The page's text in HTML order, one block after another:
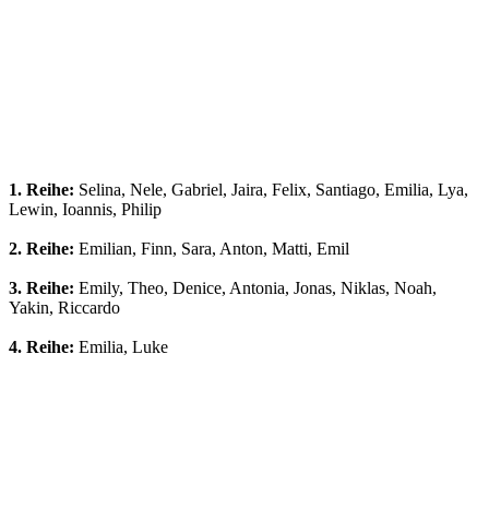
1. Reihe: Selina, Nele, Gabriel, Jaira, Felix, Santiago, Emilia, Lya,
Lewin, Ioannis, Philip
2. Reihe: Emilian, Finn, Sara, Anton, Matti, Emil
3. Reihe: Emily, Theo, Denice, Antonia, Jonas, Niklas, Noah,
Yakin, Riccardo
4. Reihe: Emilia, Luke